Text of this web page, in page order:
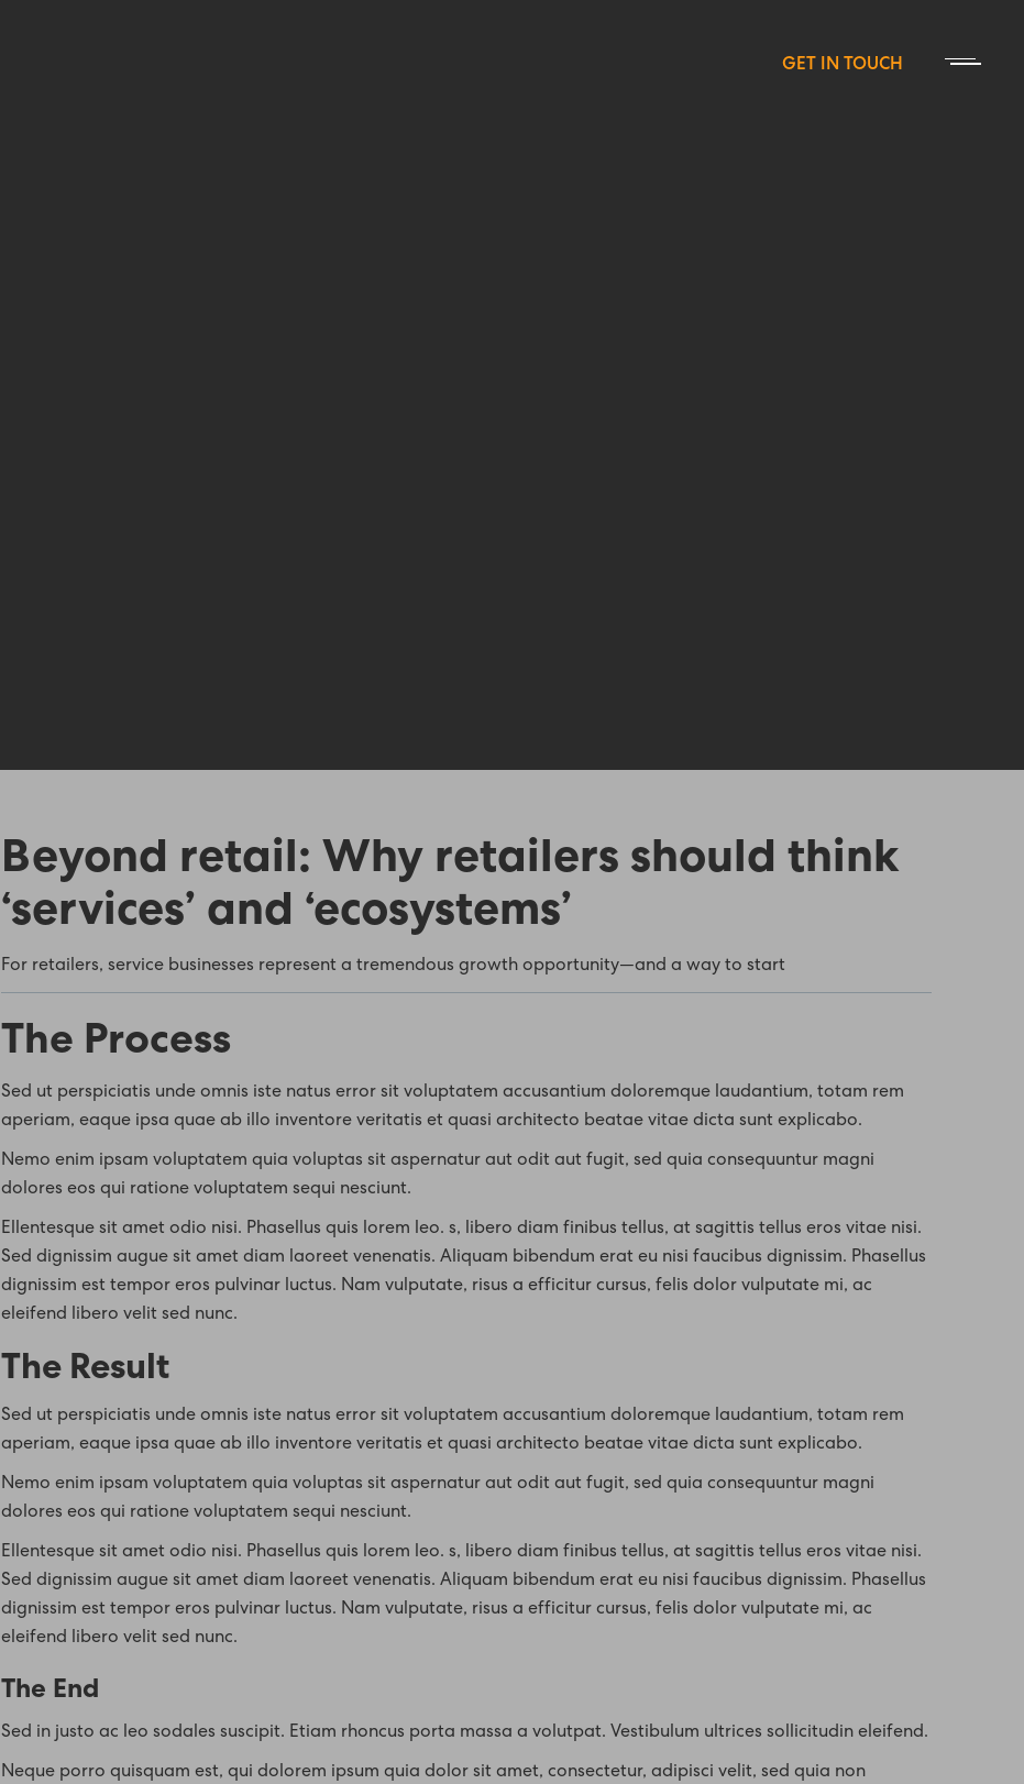
GET IN TOUCH
Beyond retail: Why retailers should think
‘services’ and ‘ecosystems’
For retailers, service businesses represent a tremendous growth opportunity—and a way to start
The Process
Sed ut perspiciatis unde omnis iste natus error sit voluptatem accusantium doloremque laudantium, totam rem
aperiam, eaque ipsa quae ab illo inventore veritatis et quasi architecto beatae vitae dicta sunt explicabo.
Nemo enim ipsam voluptatem quia voluptas sit aspernatur aut odit aut fugit, sed quia consequuntur magni
dolores eos qui ratione voluptatem sequi nesciunt.
Ellentesque sit amet odio nisi. Phasellus quis lorem leo. s, libero diam finibus tellus, at sagittis tellus eros vitae nisi.
Sed dignissim augue sit amet diam laoreet venenatis. Aliquam bibendum erat eu nisi faucibus dignissim. Phasellus
dignissim est tempor eros pulvinar luctus. Nam vulputate, risus a efficitur cursus, felis dolor vulputate mi, ac
eleifend libero velit sed nunc.
The Result
Sed ut perspiciatis unde omnis iste natus error sit voluptatem accusantium doloremque laudantium, totam rem
aperiam, eaque ipsa quae ab illo inventore veritatis et quasi architecto beatae vitae dicta sunt explicabo.
Nemo enim ipsam voluptatem quia voluptas sit aspernatur aut odit aut fugit, sed quia consequuntur magni
dolores eos qui ratione voluptatem sequi nesciunt.
Ellentesque sit amet odio nisi. Phasellus quis lorem leo. s, libero diam finibus tellus, at sagittis tellus eros vitae nisi.
Sed dignissim augue sit amet diam laoreet venenatis. Aliquam bibendum erat eu nisi faucibus dignissim. Phasellus
dignissim est tempor eros pulvinar luctus. Nam vulputate, risus a efficitur cursus, felis dolor vulputate mi, ac
eleifend libero velit sed nunc.
The End
Sed in justo ac leo sodales suscipit. Etiam rhoncus porta massa a volutpat. Vestibulum ultrices sollicitudin eleifend.
Neque porro quisquam est, qui dolorem ipsum quia dolor sit amet, consectetur, adipisci velit, sed quia non